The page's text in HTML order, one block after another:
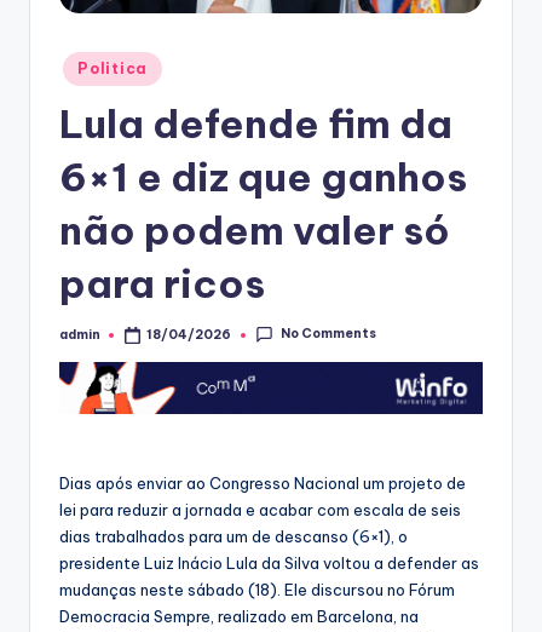
Posted
in
Politica
Lula defende fim da
6×1 e diz que ganhos
não podem valer só
para ricos
Posted
admin 18/04/2026 No Comments
Dias após enviar ao Congresso Nacional um projeto de
lei para reduzir a jornada e acabar com escala de seis
dias trabalhados para um de descanso (6×1), o
presidente Luiz Inácio Lula da Silva voltou a defender as
mudanças neste sábado (18). Ele discursou no Fórum
Democracia Sempre, realizado em Barcelona, na